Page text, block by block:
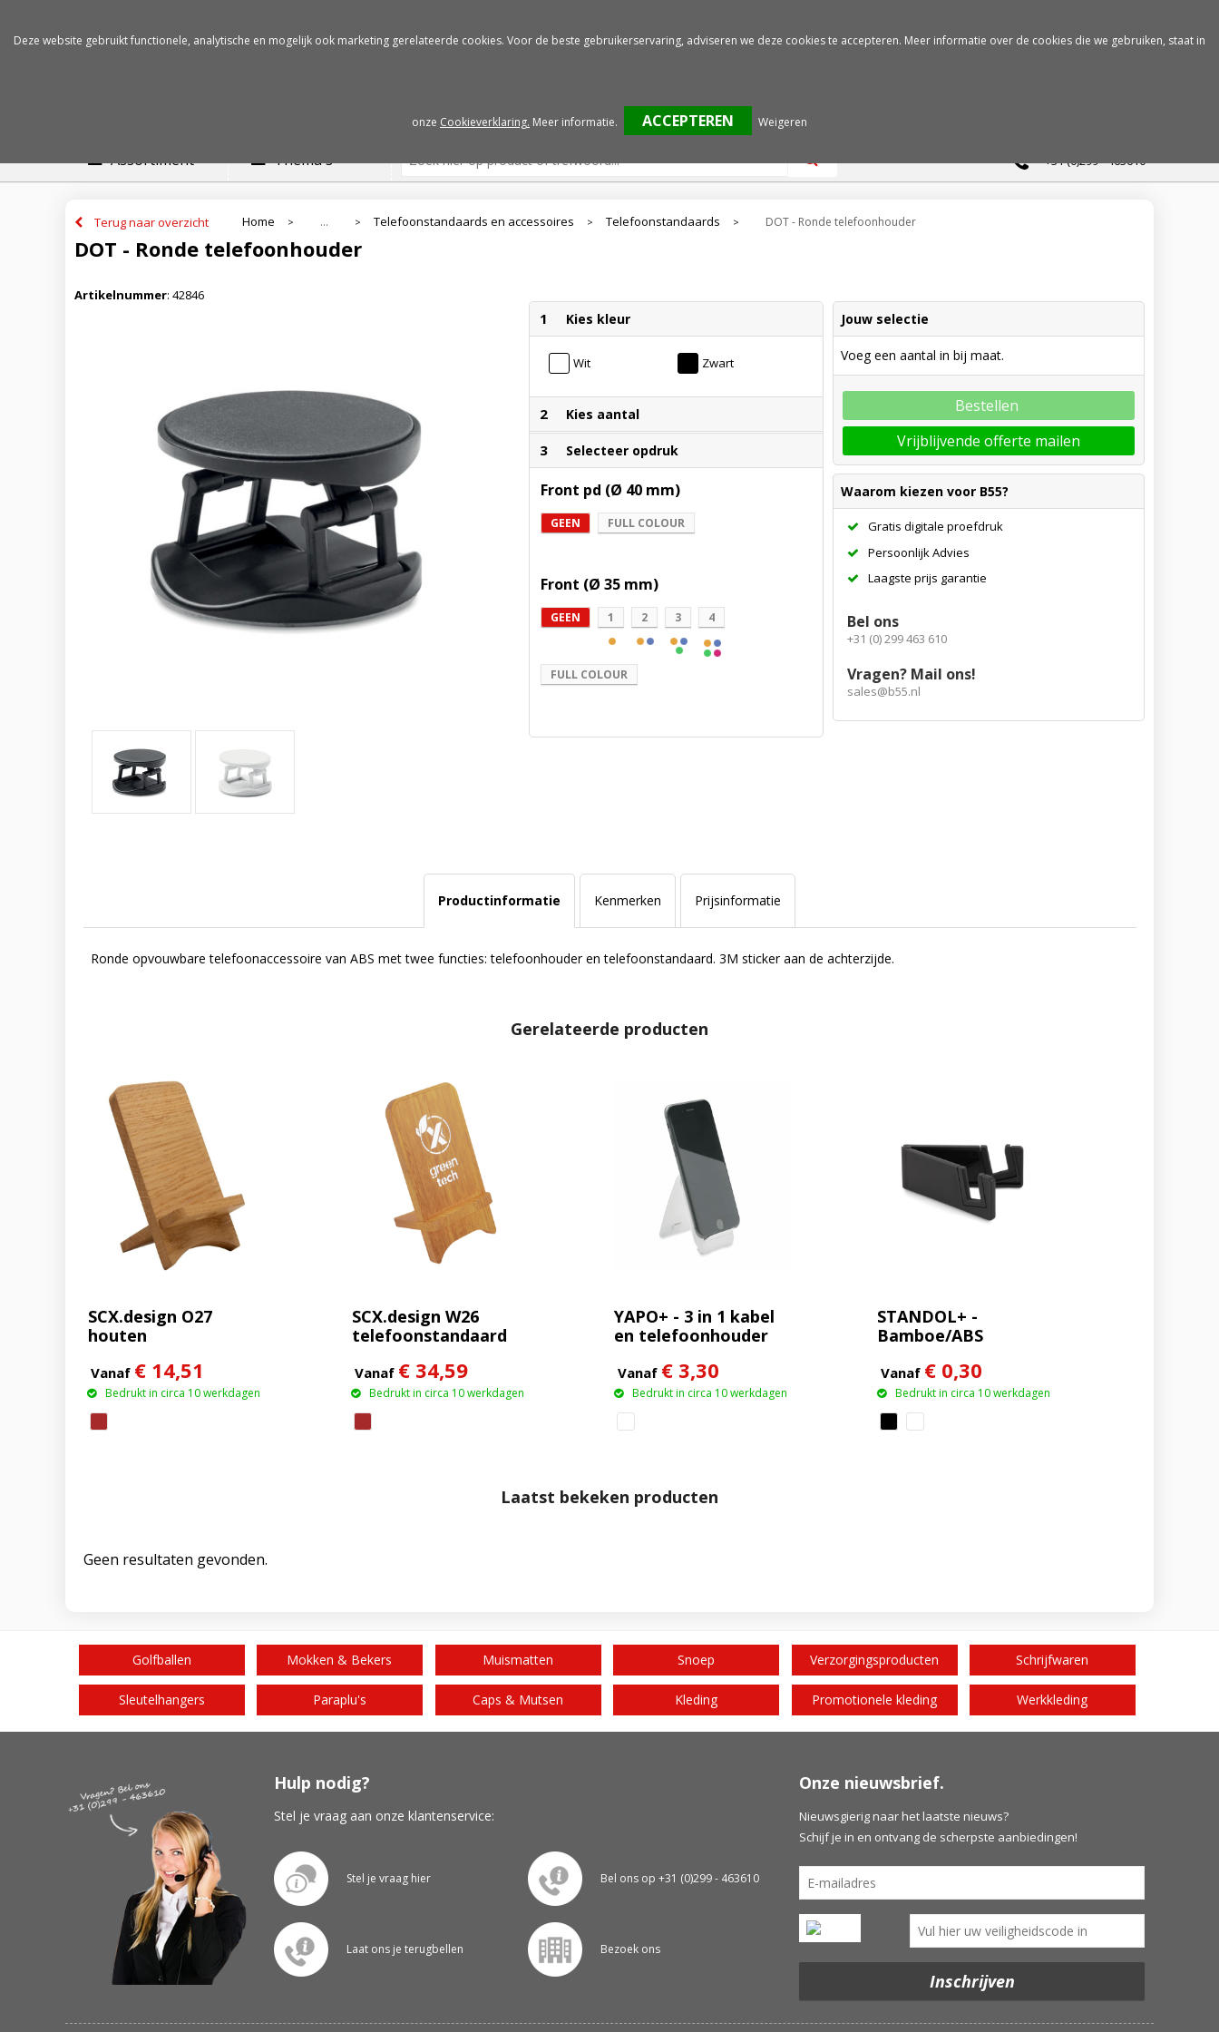
Assortiment Thema's +31 (0)299 - 463610
Terug naar overzicht Home > ... > Telefoonstandaards en accessoires > Telefoonstandaards > DOT - Ronde telefoonhouder
DOT - Ronde telefoonhouder
Artikelnummer: 42846
1 Kies kleur
Wit Zwart
2 Kies aantal
3 Selecteer opdruk
Front pd (Ø 40 mm)
GEEN FULL COLOUR
Front (Ø 35 mm)
GEEN 1 2 3 4
FULL COLOUR
Jouw selectie
Voeg een aantal in bij maat.
Bestellen
Vrijblijvende offerte mailen
Waarom kiezen voor B55?
Gratis digitale proefdruk
Persoonlijk Advies
Laagste prijs garantie
Bel ons
+31 (0) 299 463 610
Vragen? Mail ons!
sales@b55.nl
Productinformatie Kenmerken Prijsinformatie
Ronde opvouwbare telefoonaccessoire van ABS met twee functies: telefoonhouder en telefoonstandaard. 3M sticker aan de achterzijde.
Gerelateerde producten
SCX.design O27
houten
Vanaf € 14,51
Bedrukt in circa 10 werkdagen
SCX.design W26
telefoonstandaard
draadloze oplader van
10 W en oplichtend
logo
Vanaf € 34,59
Bedrukt in circa 10 werkdagen
YAPO+ - 3 in 1 kabel
en telefoonhouder
Vanaf € 3,30
Bedrukt in circa 10 werkdagen
STANDOL+ -
Bamboe/ABS
Vanaf € 0,30
Bedrukt in circa 10 werkdagen
Laatst bekeken producten
Geen resultaten gevonden.
Golfballen Mokken & Bekers Muismatten Snoep Verzorgingsproducten Schrijfwaren
Sleutelhangers Paraplu's Caps & Mutsen Kleding Promotionele kleding Werkkleding
Hulp nodig?
Stel je vraag aan onze klantenservice:
Stel je vraag hier Bel ons op +31 (0)299 - 463610
Laat ons je terugbellen Bezoek ons
Onze nieuwsbrief.
Nieuwsgierig naar het laatste nieuws?
Schijf je in en ontvang de scherpste aanbiedingen!
Deze website gebruikt functionele, analytische en mogelijk ook marketing gerelateerde cookies. Voor de beste gebruikerservaring, adviseren we deze cookies te accepteren. Meer informatie over de cookies die we gebruiken, staat in
onze Cookieverklaring. Meer informatie. Weigeren